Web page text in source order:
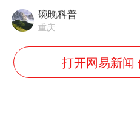
新疆
碗晚科普
重庆
打开网易新闻